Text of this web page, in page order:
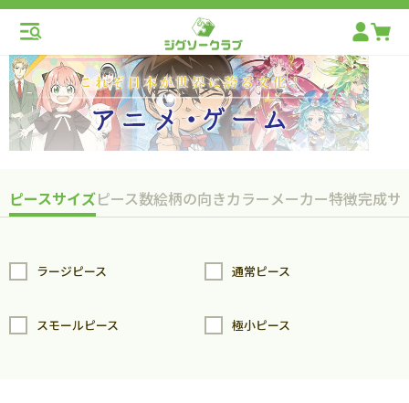
ピースサイズピース数絵柄の向きカラーメーカー特徴完成サ
ラージピース 通常ピース
スモールピース 極小ピース